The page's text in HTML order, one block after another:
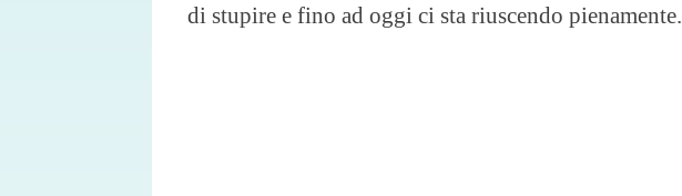
di stupire e fino ad oggi ci sta riuscendo pienamente.